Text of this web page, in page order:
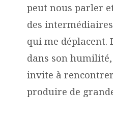
peut nous parler
des
qui me déplacent.
dans son
invite à rencontrer
produire de